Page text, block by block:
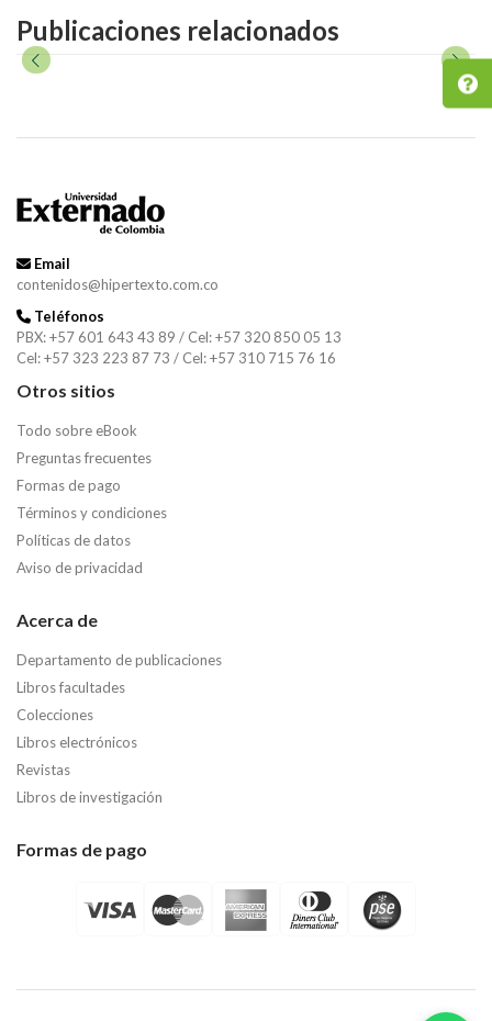
Publicaciones relacionados
Email
contenidos@hipertexto.com.co
Teléfonos
PBX: +57 601 643 43 89 / Cel: +57 320 850 05 13
Cel: +57 323 223 87 73 / Cel: +57 310 715 76 16
Otros sitios
Todo sobre eBook
Preguntas frecuentes
Formas de pago
Términos y condiciones
Políticas de datos
Aviso de privacidad
Acerca de
Departamento de publicaciones
Libros facultades
Colecciones
Libros electrónicos
Revistas
Libros de investigación
Formas de pago